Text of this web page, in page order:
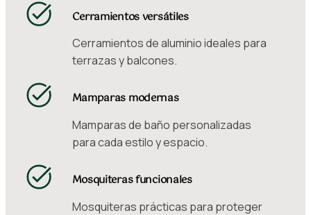
Cerramientos versátiles
Cerramientos de aluminio ideales para
terrazas y balcones.
Mamparas modernas
Mamparas de baño personalizadas
para cada estilo y espacio.
Mosquiteras funcionales
Mosquiteras prácticas para proteger